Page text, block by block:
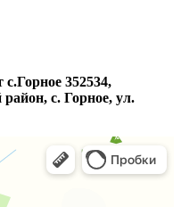
352534,
с. Горное, ул.